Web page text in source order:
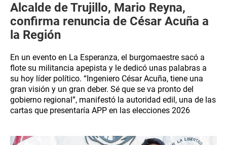
Alcalde de Trujillo, Mario Reyna,
confirma renuncia de César Acuña a
la Región
En un evento en La Esperanza, el burgomaestre sacó a
flote su militancia apepista y le dedicó unas palabras a
su hoy líder político. “Ingeniero César Acuña, tiene una
gran visión y un gran deber. Sé que se va pronto del
gobierno regional”, manifestó la autoridad edil, una de las
cartas que presentaría APP en las elecciones 2026